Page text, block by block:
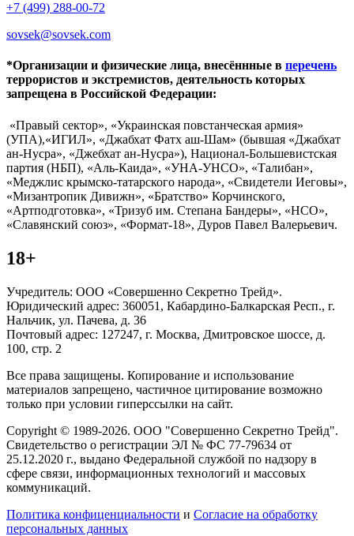
+7 (499) 288-00-72
sovsek@sovsek.com
*Организации и физические лица, внесённные в перечень
террористов и экстремистов, деятельность которых
запрещена в Российской Федерации:
«Правый сектор», «Украинская повстанческая армия»
(УПА),«ИГИЛ», «Джабхат Фатх аш-Шам» (бывшая «Джабхат
ан-Нусра», «Джебхат ан-Нусра»), Национал-Большевистская
партия (НБП), «Аль-Каида», «УНА-УНСО», «Талибан»,
«Меджлис крымско-татарского народа», «Свидетели Иеговы»,
«Мизантропик Дивижн», «Братство» Корчинского,
«Артподготовка», «Тризуб им. Степана Бандеры», «НСО»,
«Славянский союз», «Формат-18», Дуров Павел Валерьевич.
18+
Учредитель: ООО «Совершенно Секретно Трейд».
Юридический адрес: 360051, Кабардино-Балкарская Респ., г.
Нальчик, ул. Пачева, д. 36
Почтовый адрес: 127247, г. Москва, Дмитровское шоссе, д.
100, стр. 2
Все права защищены. Копирование и использование
материалов запрещено, частичное цитирование возможно
только при условии гиперссылки на сайт.
Copyright © 1989-2026. ООО "Совершенно Секретно Трейд".
Свидетельство о регистрации ЭЛ № ФС 77-79634 от
25.12.2020 г., выдано Федеральной службой по надзору в
сфере связи, информационных технологий и массовых
коммуникаций.
Политика конфиценциальности и Согласие на обработку
персональных данных